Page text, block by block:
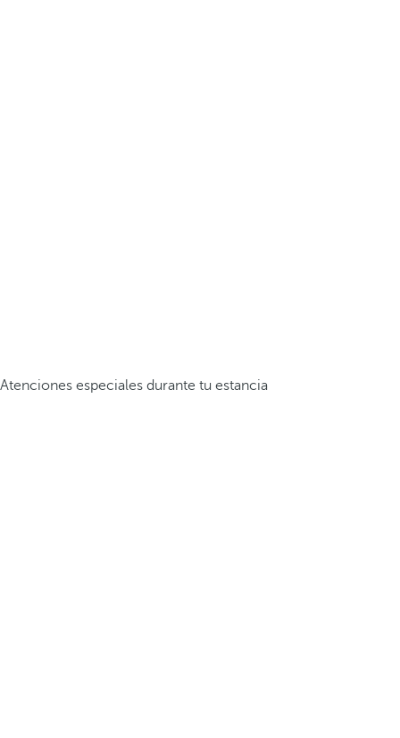
Atenciones especiales durante tu estancia